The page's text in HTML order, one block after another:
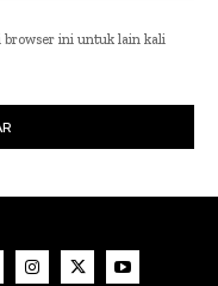
browser ini untuk lain kali